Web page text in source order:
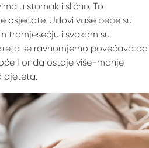
u stomak i slično. To
osjećate. Udovi vaše bebe su
tromjesečju i svakom su
se ravnomjerno povećava do
I onda ostaje više-manje
djeteta.